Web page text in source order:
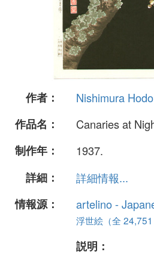
作者：
Nishimura Hodo
作品名：
Canaries at
制作年：
1937.
詳細：
詳細情報...
情報源：
artelino -
浮世絵（全
説明：